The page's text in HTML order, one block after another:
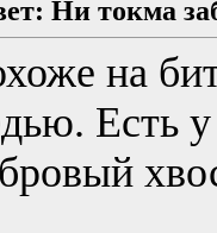
Ни токма
на
Есть у